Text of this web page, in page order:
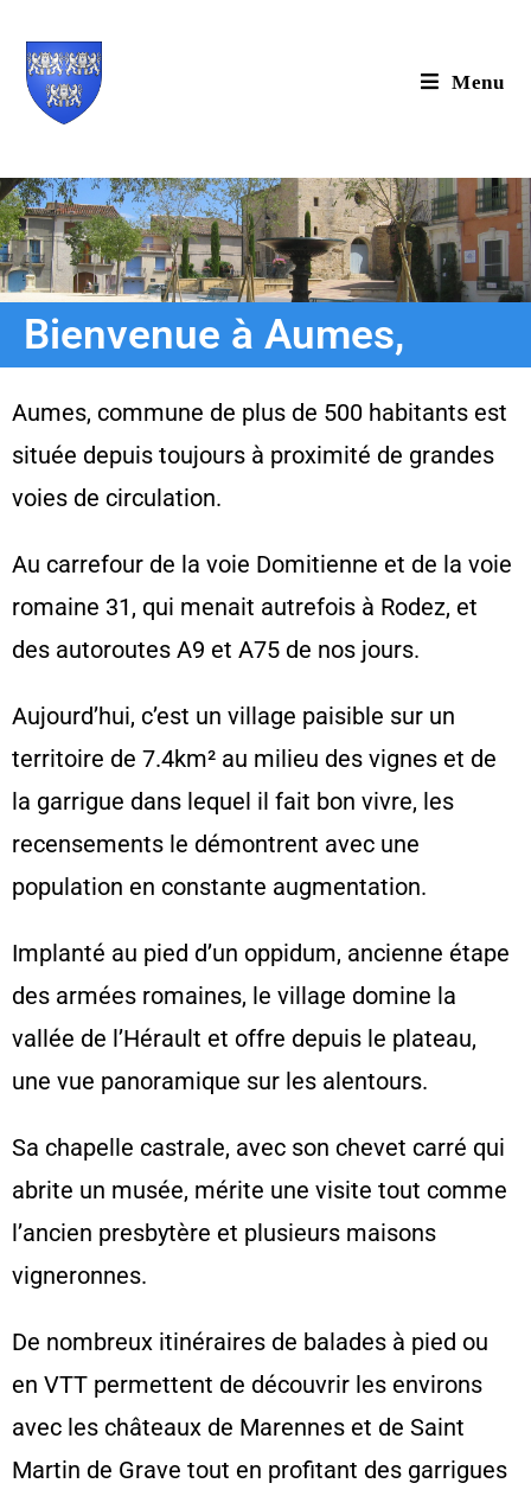
Menu
Bienvenue à Aumes,
Aumes, commune de plus de 500 habitants est
située depuis toujours à proximité de grandes
voies de circulation.
Au carrefour de la voie Domitienne et de la voie
romaine 31, qui menait autrefois à Rodez, et
des autoroutes A9 et A75 de nos jours.
Aujourd’hui, c’est un village paisible sur un
territoire de 7.4km² au milieu des vignes et de
la garrigue dans lequel il fait bon vivre, les
recensements le démontrent avec une
population en constante augmentation.
Implanté au pied d’un oppidum, ancienne étape
des armées romaines, le village domine la
vallée de l’Hérault et offre depuis le plateau,
une vue panoramique sur les alentours.
Sa chapelle castrale, avec son chevet carré qui
abrite un musée, mérite une visite tout comme
l’ancien presbytère et plusieurs maisons
vigneronnes.
De nombreux itinéraires de balades à pied ou
en VTT permettent de découvrir les environs
avec les châteaux de Marennes et de Saint
Martin de Grave tout en profitant des garrigues